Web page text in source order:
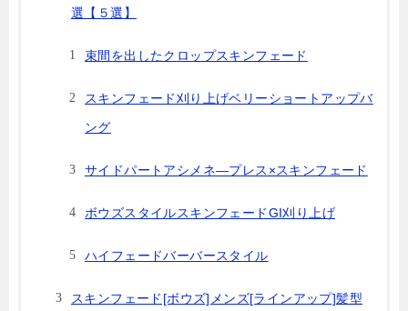
選【５選】
束間を出したクロップスキンフェード
スキンフェード刈り上げベリーショートアップバ
ング
サイドパートアシメネ―プレス×スキンフェード
ボウズスタイルスキンフェードGI刈り上げ
ハイフェードバーバースタイル
スキンフェード[ボウズ]メンズ[ラインアップ]髪型